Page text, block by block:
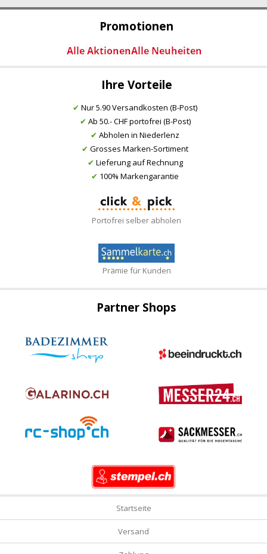
Promotionen
Ihre Vorteile
✔ Nur 5.90 Versandkosten (B-Post)
✔ Ab 50.- CHF portofrei (B-Post)
✔ Abholen in Niederlenz
✔ Grosses Marken-Sortiment
✔ Lieferung auf Rechnung
✔ 100% Markengarantie
Portofrei selber abholen
Prämie für Kunden
Partner Shops
Startseite
Versand